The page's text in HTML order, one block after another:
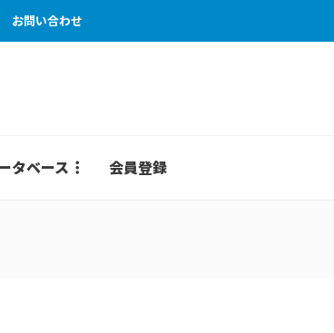
お問い合わせ
タベース 会員登録